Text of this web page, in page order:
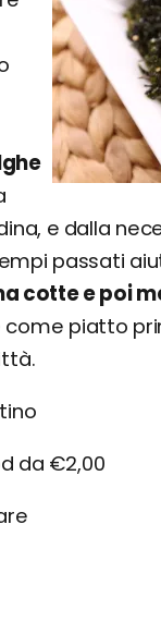
e dalla
passati
cotte e poi
piatto
da €2,00